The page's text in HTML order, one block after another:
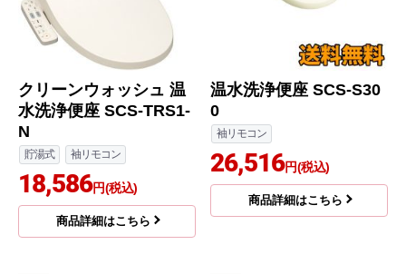
クリーンウォッシュ 温
水洗浄便座 SCS-TRS1-
N
貯湯式 袖リモコン
18,586円(税込)
商品詳細はこちら
温水洗浄便座 SCS-S30
0
袖リモコン
26,516円(税込)
商品詳細はこちら